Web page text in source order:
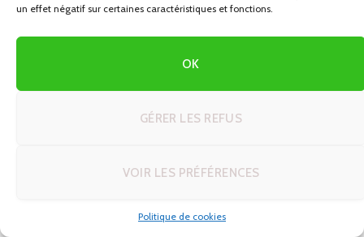
un effet négatif sur certaines caractéristiques et fonctions.
OK
GÉRER LES REFUS
VOIR LES PRÉFÉRENCES
Politique de cookies
complet pour réussir votre road trip